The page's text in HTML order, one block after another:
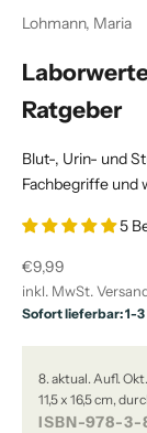
Lohmann, Maria
Ratgeber
Blut-, Urin- und
Fachbegriffe und
5
Angebot
€9,99
inkl. MwSt.
Sofort lieferbar: 1-
8. aktual. Aufl.
11,5 x 16,5 cm,
ISBN-978-3-